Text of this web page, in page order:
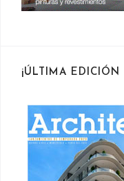
¡ÚLTIMA EDICIÓN